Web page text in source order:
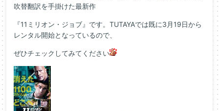
吹替翻訳を手掛けた最新作
『11ミリオン・ジョブ』です。TUTAYAでは既に3月19日から
レンタル開始となっているので、
ぜひチェックしてみてください